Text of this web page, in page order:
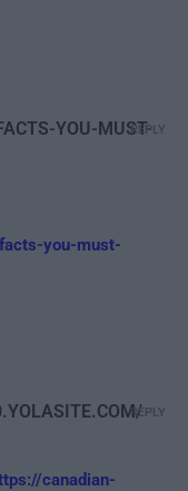
YOU-MUST-
you-must-
REPLY
canadian-
REPLY